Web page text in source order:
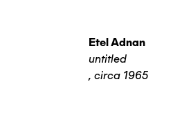
Etel Adnan
untitled
, circa 1965